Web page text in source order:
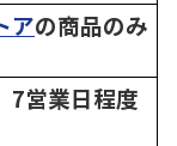
アの商品のみ
7営業日程度